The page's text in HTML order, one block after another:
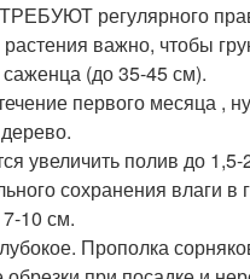
регулярного
важно, чтобы
(до 35-45 см).
первого месяца ,
увеличить полив до
сохранения влаги
10 см.
Прополка